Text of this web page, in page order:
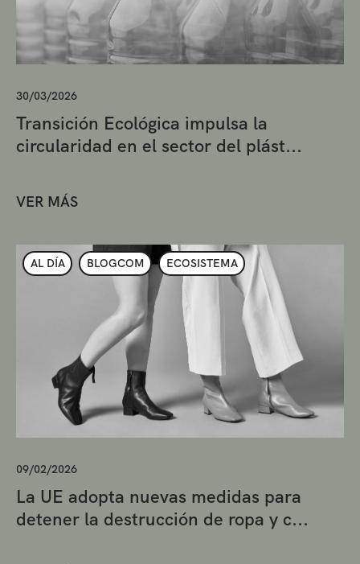
30/03/2026
Transición Ecológica impulsa la
circularidad en el sector del plást...
VER MÁS
AL DÍA BLOGCOM ECOSISTEMA
09/02/2026
La UE adopta nuevas medidas para
detener la destrucción de ropa y c...